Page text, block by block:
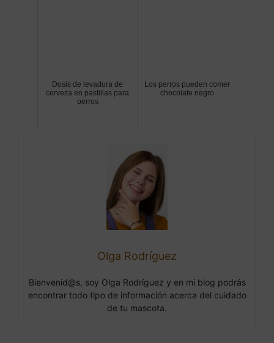
Dosis de levadura de
cerveza en pastillas para
perros
Los perros pueden comer
chocolate negro
Olga Rodríguez
Bienvenid@s, soy Olga Rodríguez y en mi blog podrás
encontrar todo tipo de información acerca del cuidado
de tu mascota.